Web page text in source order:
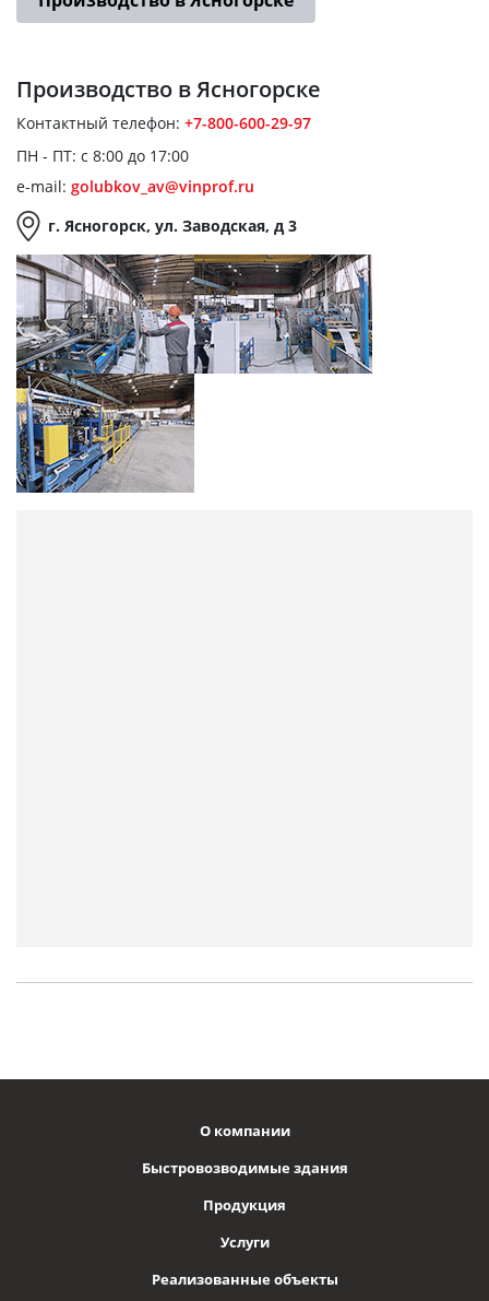
Производство в Ясногорске
Контактный телефон: +7-800-600-29-97
ПН - ПТ: с 8:00 до 17:00
e-mail: golubkov_av@vinprof.ru
г. Ясногорск, ул. Заводская, д 3
О компании
Быстровозводимые здания
Продукция
Услуги
Реализованные объекты